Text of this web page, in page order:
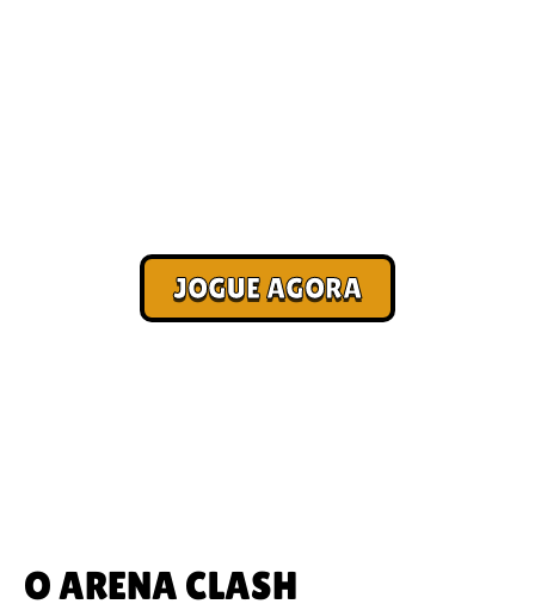
JOGUE AGORA
O ARENA CLASH